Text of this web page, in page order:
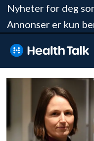
Nyheter for deg
Annonser er kun
Tag:
helse
midt